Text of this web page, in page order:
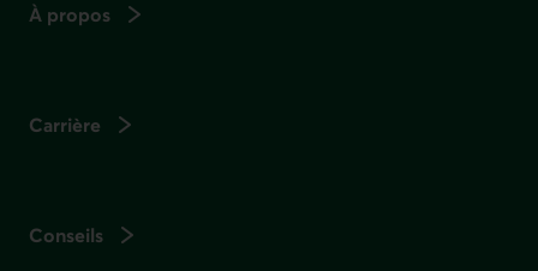
À propos
Carrière
Conseils